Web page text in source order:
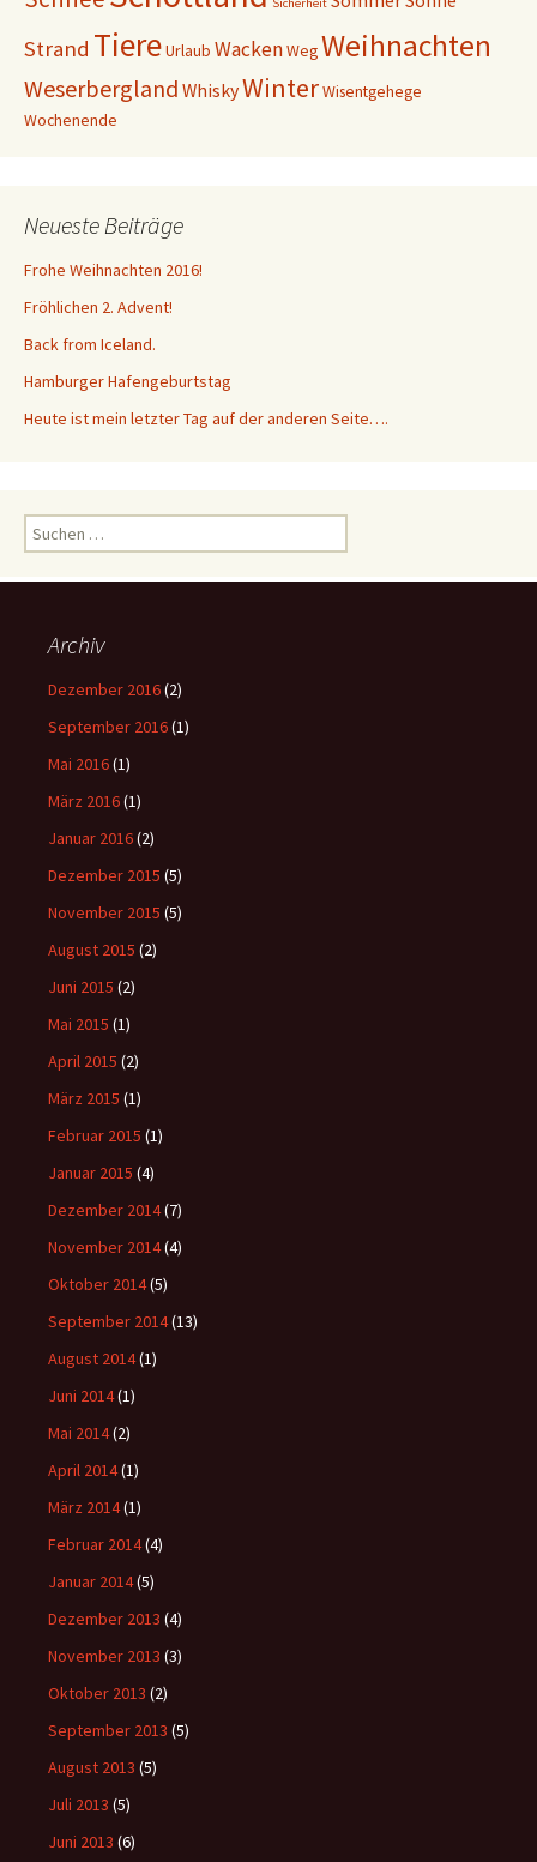
Sicherheit
Strand TiereUrlaub WackenWegWeihnachten
Weserbergland WhiskyWinterWisentgehege
Wochenende
Neueste Beiträge
Frohe Weihnachten 2016!
Fröhlichen 2. Advent!
Back from Iceland.
Hamburger Hafengeburtstag
Heute ist mein letzter Tag auf der anderen Seite….
Suchen
nach:
Archiv
Dezember 2016(2)
September 2016(1)
Mai 2016(1)
März 2016(1)
Januar 2016(2)
Dezember 2015 (5)
November 2015 (5)
August 2015 (2)
Juni 2015 (2)
Mai 2015 (1)
April 2015 (2)
März 2015 (1)
Februar 2015 (1)
Januar 2015 (4)
Dezember 2014(7)
November 2014(4)
Oktober 2014(5)
September 2014(13)
August 2014(1)
Juni 2014(1)
Mai 2014(2)
April 2014(1)
März 2014(1)
Februar 2014(4)
Januar 2014(5)
Dezember 2013 (4)
November 2013 (3)
Oktober 2013 (2)
September 2013 (5)
August 2013 (5)
Juli 2013 (5)
Juni 2013 (6)